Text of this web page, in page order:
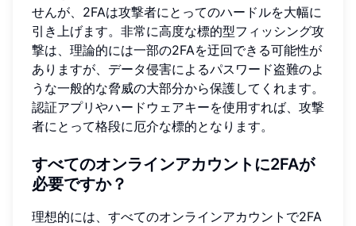
せんが、2FAは攻撃者にとってのハードルを大幅に
引き上げます。非常に高度な標的型フィッシング攻
撃は、理論的には一部の2FAを迂回できる可能性が
ありますが、データ侵害によるパスワード盗難のよ
うな一般的な脅威の大部分から保護してくれます。
認証アプリやハードウェアキーを使用すれば、攻撃
者にとって格段に厄介な標的となります。
すべてのオンラインアカウントに2FAが
必要ですか？
理想的には、すべてのオンラインアカウントで2FA